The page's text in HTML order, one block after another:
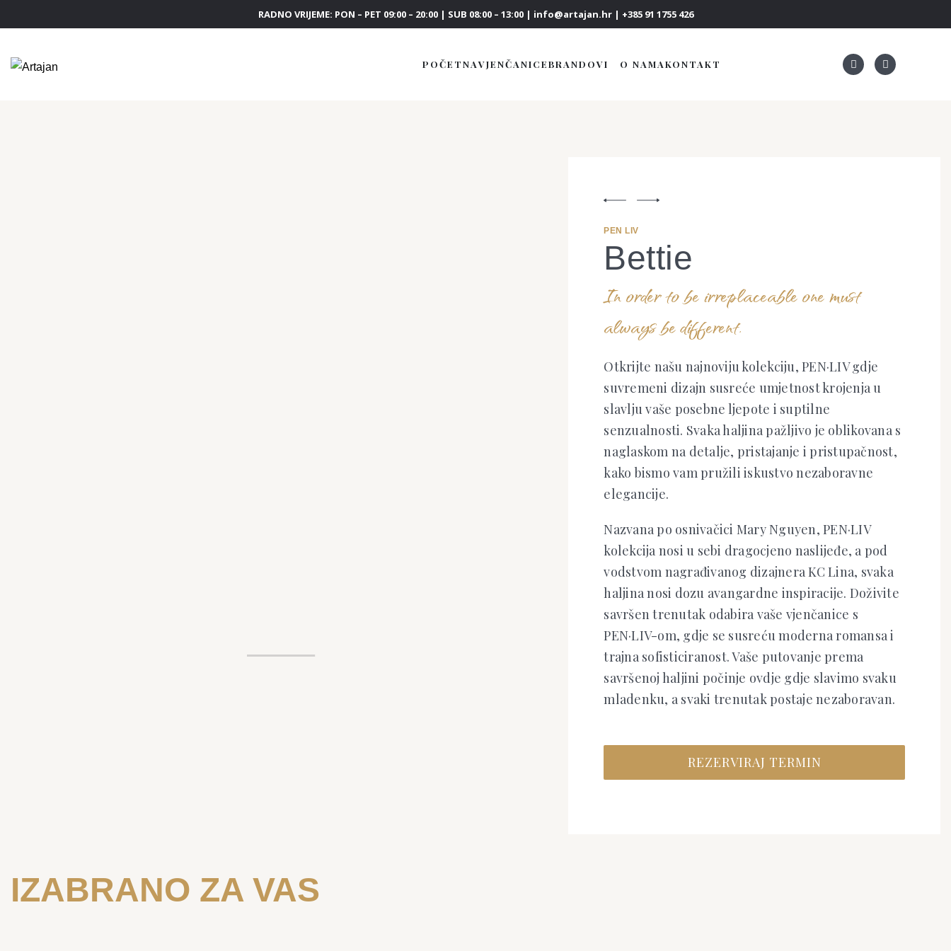
RADNO VRIJEME: PON – PET 09:00 – 20:00 | SUB 08:00 – 13:00 | info@artajan.hr | +385 91 1755 426
POČETNAVJENČANICEBRANDOVI O NAMAKONTAKT
Bettie
In order to be irreplaceable one must
always be different.
Otkrijte našu najnoviju kolekciju, PEN·LIV gdje
suvremeni dizajn susreće umjetnost krojenja u
slavlju vaše posebne ljepote i suptilne
senzualnosti. Svaka haljina pažljivo je oblikovana s
naglaskom na detalje, pristajanje i pristupačnost,
kako bismo vam pružili iskustvo nezaboravne
elegancije.
Nazvana po osnivačici Mary Nguyen, PEN·LIV
kolekcija nosi u sebi dragocjeno naslijeđe, a pod
vodstvom nagrađivanog dizajnera KC Lina, svaka
haljina nosi dozu avangardne inspiracije. Doživite
savršen trenutak odabira vaše vjenčanice s
PEN·LIV-om, gdje se susreću moderna romansa i
trajna sofisticiranost. Vaše putovanje prema
savršenoj haljini počinje ovdje gdje slavimo svaku
mladenku, a svaki trenutak postaje nezaboravan.
REZERVIRAJ TERMIN
PEN LIV
IZABRANO ZA VAS